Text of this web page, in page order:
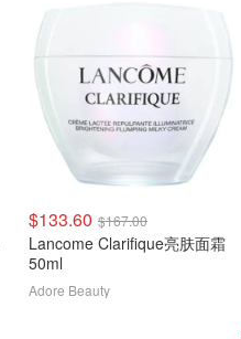
$133.60 $167.00
Lancome Clarifique亮肤面霜
50ml
Adore Beauty